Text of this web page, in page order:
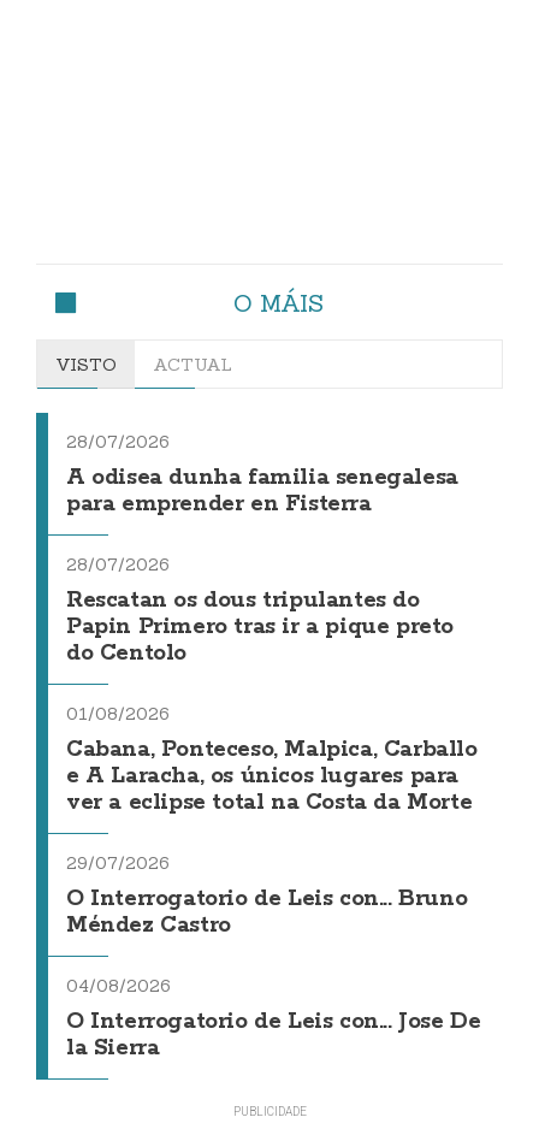
O MÁIS
VISTO ACTUAL
28/07/2026
A odisea dunha familia senegalesa
para emprender en Fisterra
28/07/2026
Rescatan os dous tripulantes do
Papin Primero tras ir a pique preto
do Centolo
01/08/2026
Cabana, Ponteceso, Malpica, Carballo
e A Laracha, os únicos lugares para
ver a eclipse total na Costa da Morte
29/07/2026
O Interrogatorio de Leis con... Bruno
Méndez Castro
04/08/2026
O Interrogatorio de Leis con... Jose De
la Sierra